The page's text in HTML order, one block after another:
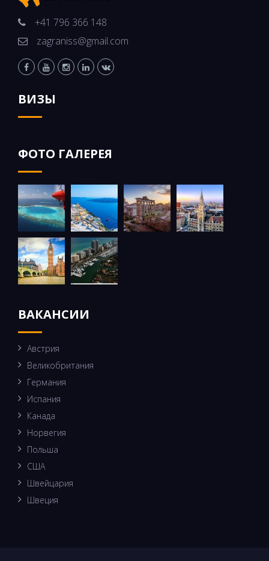
+41 796 366 148
zagraniss@gmail.com
ВИЗЫ
ФОТО ГАЛЕРЕЯ
ВАКАНСИИ
Австрия
Великобритания
Германия
Испания
Канада
Норвегия
Польша
США
Швейцария
Швеция